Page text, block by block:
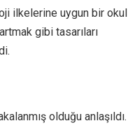
ilkelerine uygun bir okul
gibi tasarıları
olduğu anlaşıldı.